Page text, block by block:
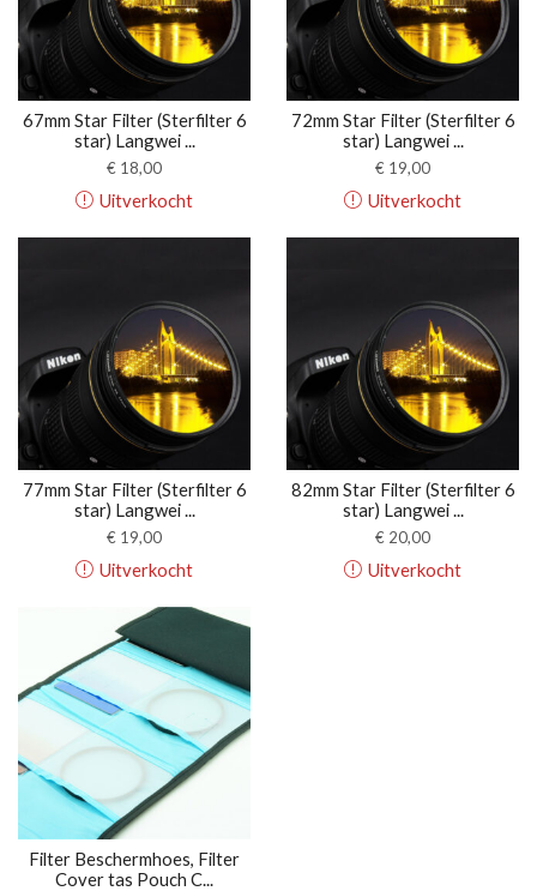
67mm Star Filter (Sterfilter 6
star) Langwei ...
€ 18,00
Uitverkocht
72mm Star Filter (Sterfilter 6
star) Langwei ...
€ 19,00
Uitverkocht
77mm Star Filter (Sterfilter 6
star) Langwei ...
€ 19,00
Uitverkocht
82mm Star Filter (Sterfilter 6
star) Langwei ...
€ 20,00
Uitverkocht
Filter Beschermhoes, Filter
Cover tas Pouch C...